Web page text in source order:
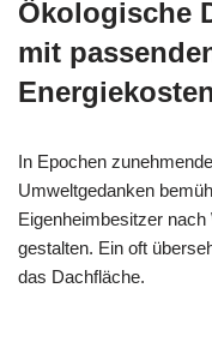
Ökologische
mit
In Epochen
Umweltgedanken
Eigenheimbesitzer
gestalten. Ein oft
das Dachfläche.